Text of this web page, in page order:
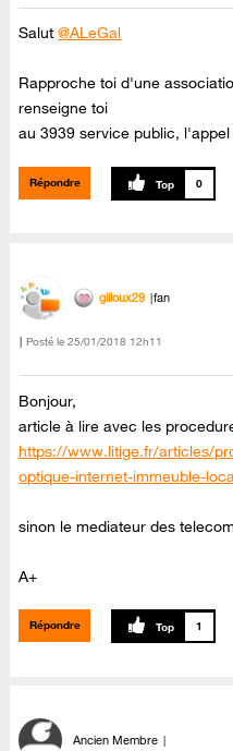
Salut@ALeGal
Rapproche toi d'une
renseigne toi
au 3939 service public,
Répondre 0
gilloux29 fan
Posté le ‎25/01/2018 12h11
Bonjour,
article à lire avec les
https://www.litige.fr/articles/
optique-internet-immeuble-
sinon le mediateur des
A+
Répondre 1
Ancien Membre